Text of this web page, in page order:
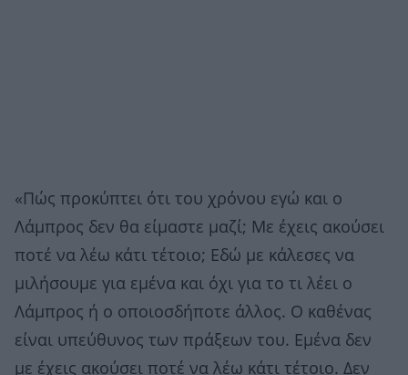
«Πώς προκύπτει ότι του χρόνου εγώ και ο
Λάμπρος δεν θα είμαστε μαζί; Με έχεις ακούσει
ποτέ να λέω κάτι τέτοιο; Εδώ με κάλεσες να
μιλήσουμε για εμένα και όχι για το τι λέει ο
Λάμπρος ή ο οποιοσδήποτε άλλος. Ο καθένας
είναι υπεύθυνος των πράξεων του. Εμένα δεν
με έχεις ακούσει ποτέ να λέω κάτι τέτοιο. Δεν